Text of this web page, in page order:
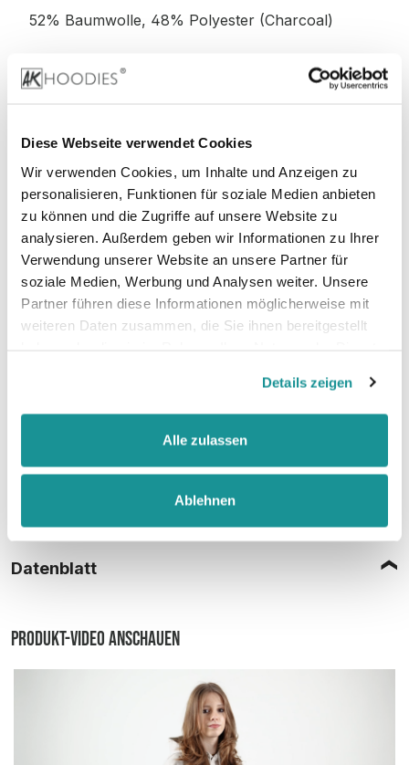
Diese Webseite verwendet Cookies
Wir verwenden Cookies, um Inhalte und Anzeigen zu
personalisieren, Funktionen für soziale Medien anbieten
zu können und die Zugriffe auf unsere Website zu
analysieren. Außerdem geben wir Informationen zu Ihrer
Verwendung unserer Website an unsere Partner für
soziale Medien, Werbung und Analysen weiter. Unsere
Partner führen diese Informationen möglicherweise mit
weiteren Daten zusammen, die Sie ihnen bereitgestellt
Details zeigen
Alle zulassen
Ablehnen
52% Baumwolle, 48% Polyester (Charcoal)
52% Baumwolle, 48% Polyester (Graphite
Heather)
Stoffgewicht : 280 g/m²
Zertifizierungen:
PETA-Vegan, WRAP, faire Arbeitsbedingungen,
REACH, Sedex
Datenblatt
Produkt-Video anschauen